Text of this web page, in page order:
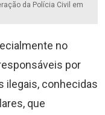
da Polícia Civil em
no
por
ilegais, conhecidas
que